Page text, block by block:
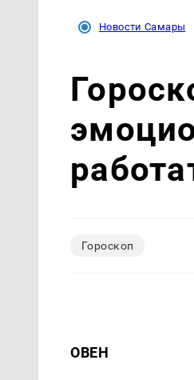
Новости Самары
Гороскоп
ОВЕН